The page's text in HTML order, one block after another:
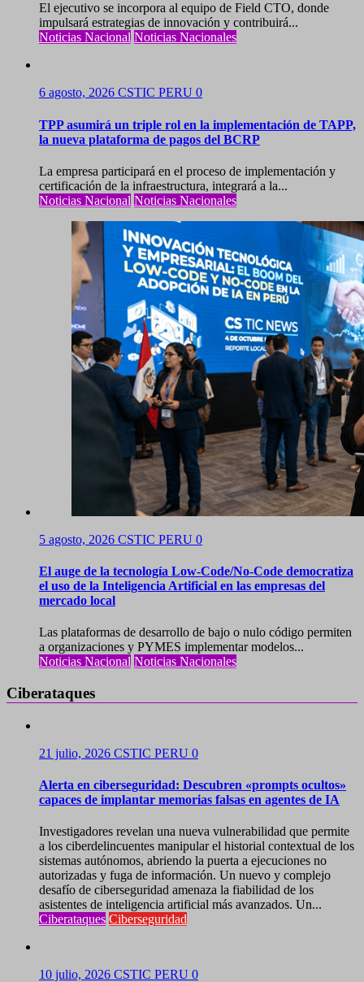
El ejecutivo se incorpora al equipo de Field CTO, donde
impulsará estrategias de innovación y contribuirá...
Noticias Nacional Noticias Nacionales
6 agosto, 2026 CSTIC PERU 0
TPP asumirá un triple rol en la implementación de TAPP,
la nueva plataforma de pagos del BCRP
La empresa participará en el proceso de implementación y
certificación de la infraestructura, integrará a la...
Noticias Nacional Noticias Nacionales
5 agosto, 2026 CSTIC PERU 0
El auge de la tecnología Low-Code/No-Code democratiza
el uso de la Inteligencia Artificial en las empresas del
mercado local
Las plataformas de desarrollo de bajo o nulo código permiten
a organizaciones y PYMES implementar modelos...
Noticias Nacional Noticias Nacionales
Ciberataques
21 julio, 2026 CSTIC PERU 0
Alerta en ciberseguridad: Descubren «prompts ocultos»
capaces de implantar memorias falsas en agentes de IA
Investigadores revelan una nueva vulnerabilidad que permite
a los ciberdelincuentes manipular el historial contextual de los
sistemas autónomos, abriendo la puerta a ejecuciones no
autorizadas y fuga de información. Un nuevo y complejo
desafío de ciberseguridad amenaza la fiabilidad de los
asistentes de inteligencia artificial más avanzados. Un...
Ciberataques Ciberseguridad
10 julio, 2026 CSTIC PERU 0